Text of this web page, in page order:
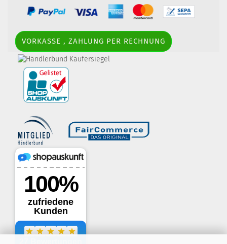
VORKASSE , ZAHLUNG PER RECHNUNG